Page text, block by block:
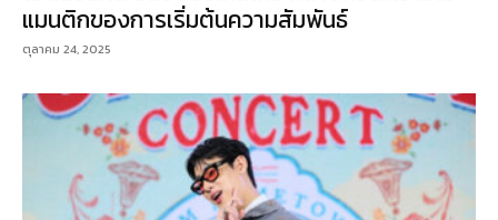
แมนติกของการเริ่มต้นความสัมพันธ์
ตุลาคม 24, 2025